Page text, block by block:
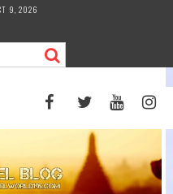
9, 2026